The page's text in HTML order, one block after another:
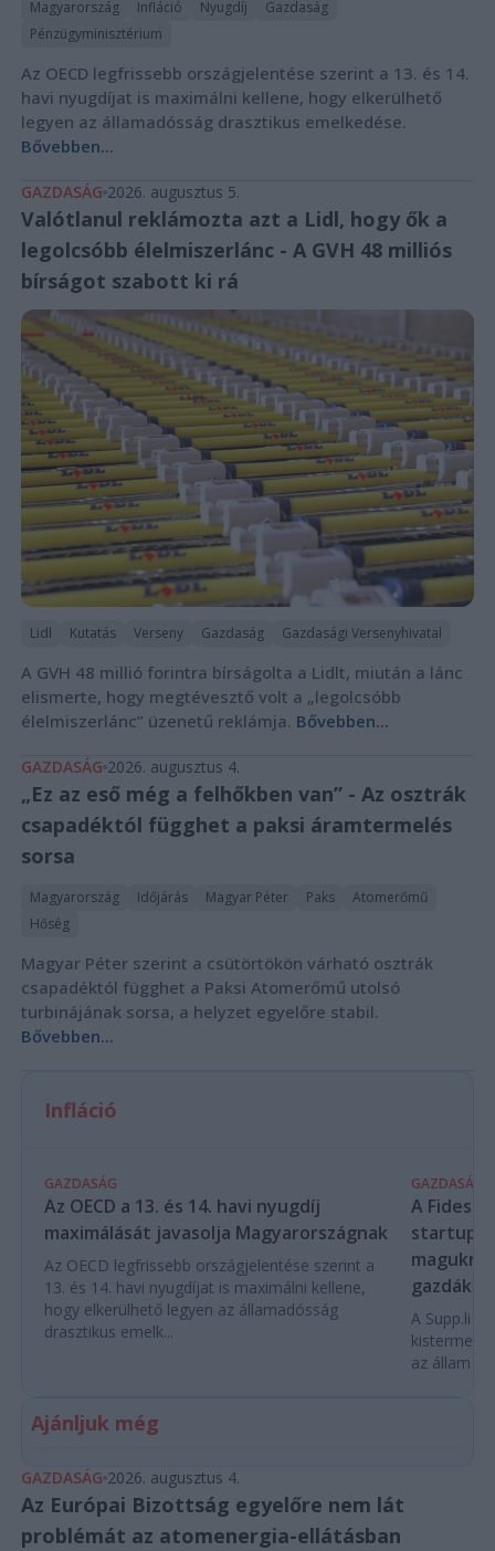
Magyarország Infláció Nyugdíj
Gazdaság
Pénzügyminisztérium
Az OECD legfrissebb országjelentése szerint a 13. és 14.
havi nyugdíjat is maximálni kellene, hogy elkerülhető
legyen az államadósság drasztikus emelkedése.
Bővebben...
GAZDASÁG 2026. augusztus 5.
Valótlanul reklámozta azt a Lidl, hogy ők a
legolcsóbb élelmiszerlánc - A GVH 48 milliós
bírságot szabott ki rá
Lidl Kutatás Verseny Gazdaság Gazdasági Versenyhivatal
A GVH 48 millió forintra bírságolta a Lidlt, miután a lánc
elismerte, hogy megtévesztő volt a „legolcsóbb
élelmiszerlánc” üzenetű reklámja. Bővebben...
GAZDASÁG 2026. augusztus 4.
„Ez az eső még a felhőkben van” - Az osztrák
csapadéktól függhet a paksi áramtermelés
sorsa
Magyarország Időjárás Magyar Péter Paks
Atomerőmű
Hőség
Magyar Péter szerint a csütörtökön várható osztrák
csapadéktól függhet a Paksi Atomerőmű utolsó
turbinájának sorsa, a helyzet egyelőre stabil.
Bővebben...
Infláció
GAZDASÁG
Az OECD a 13. és 14. havi nyugdíj
maximálását javasolja Magyarországnak
Az OECD legfrissebb országjelentése szerint a
13. és 14. havi nyugdíjat is maximálni kellene,
hogy elkerülhető legyen az államadósság
drasztikus emelk...
GAZDASÁG
A
magukra
gazdákat
A Supp.li
az állam
Ajánljuk még
GAZDASÁG 2026. augusztus 4.
Az Európai Bizottság egyelőre nem lát
problémát az atomenergia-ellátásban